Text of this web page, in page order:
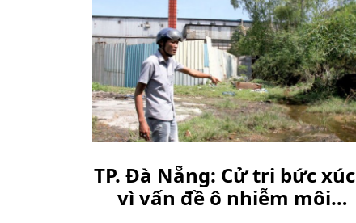
TP. Đà Nẵng: Cử tri bức xúc
vì vấn đề ô nhiễm môi